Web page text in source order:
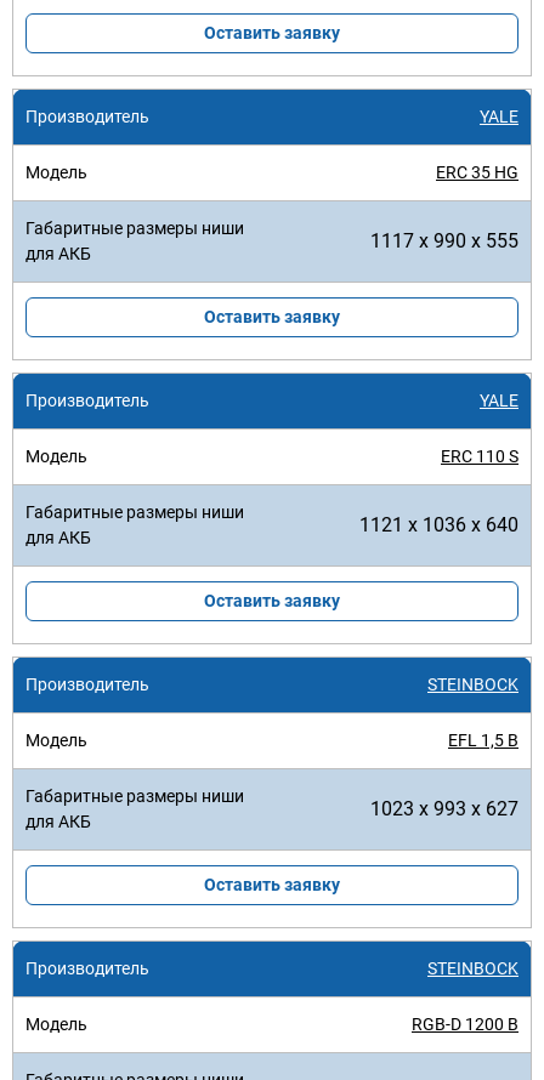
Оставить заявку
YALE
ERC 35 HG
1117 x 990 x 555
Оставить заявку
YALE
ERC 110 S
1121 x 1036 x 640
Оставить заявку
STEINBOCK
EFL 1,5 B
1023 x 993 x 627
Оставить заявку
STEINBOCK
RGB-D 1200 B